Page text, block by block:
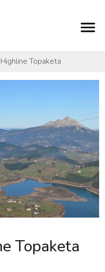
Topaketa
Topaketa